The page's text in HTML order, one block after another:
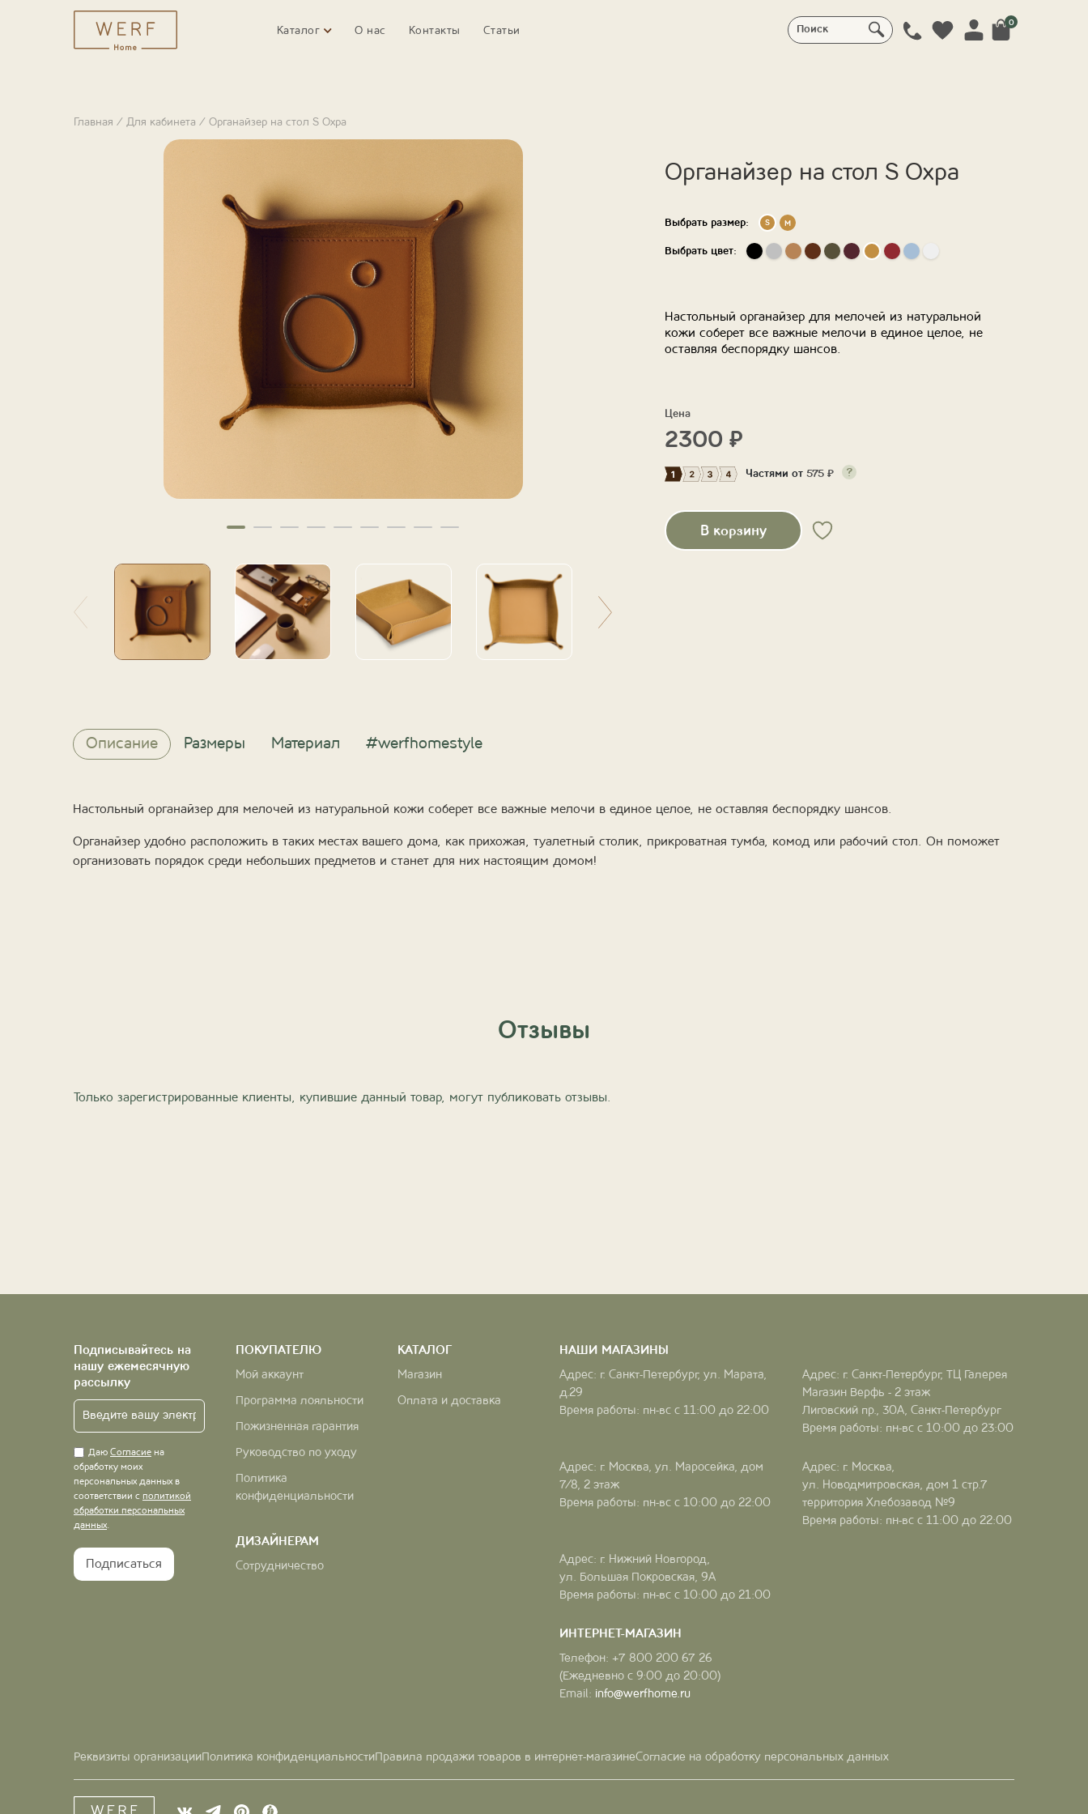
Каталог О нас Контакты Статьи Поиск
0
Главная / Для кабинета / Органайзер на стол S Охра
Органайзер на стол S Охра
Выбрать размер: S M
Выбрать цвет:
Настольный органайзер для мелочей из натуральной
кожи соберет все важные мелочи в единое целое, не
оставляя беспорядку шансов.
Цена
2300 ₽
Частями от 575 ₽
В корзину
Описание Размеры Материал #werfhomestyle
Настольный органайзер для мелочей из натуральной кожи соберет все важные мелочи в единое целое, не оставляя беспорядку шансов.
Органайзер удобно расположить в таких местах вашего дома, как прихожая, туалетный столик, прикроватная тумба, комод или рабочий стол. Он поможет
организовать порядок среди небольших предметов и станет для них настоящим домом!
Отзывы
Только зарегистрированные клиенты, купившие данный товар, могут публиковать отзывы.
Подписывайтесь на
нашу ежемесячную
рассылку
Даю Согласие на
обработку моих
персональных данных в
соответствии с политикой
обработки персональных
данных.
ПОКУПАТЕЛЮ
Мой аккаунт
Программа лояльности
Пожизненная гарантия
Руководство по уходу
Политика
конфиденциальности
ДИЗАЙНЕРАМ
Сотрудничество
КАТАЛОГ
Магазин
Оплата и доставка
НАШИ МАГАЗИНЫ
Адрес: г. Санкт-Петербург, ул. Марата,
д.29
Время работы: пн-вс с 11:00 до 22:00
Адрес: г. Санкт-Петербург, ТЦ Галерея
Магазин Верфь - 2 этаж
Лиговский пр., 30А, Санкт-Петербург
Время работы: пн-вс с 10:00 до 23:00
Адрес: г. Москва, ул. Маросейка, дом
7/8, 2 этаж
Время работы: пн-вс с 10:00 до 22:00
Адрес: г. Москва,
ул. Новодмитровская, дом 1 стр.7
территория Хлебозавод №9
Время работы: пн-вс с 11:00 до 22:00
Адрес: г. Нижний Новгород,
ул. Большая Покровская, 9А
Время работы: пн-вс с 10:00 до 21:00
ИНТЕРНЕТ-МАГАЗИН
Телефон: +7 800 200 67 26
(Ежедневно с 9:00 до 20:00)
Email: info@werfhome.ru
Реквизиты организацииПолитика конфиденциальностиПравила продажи товаров в интернет-магазинеСогласие на обработку персональных данных